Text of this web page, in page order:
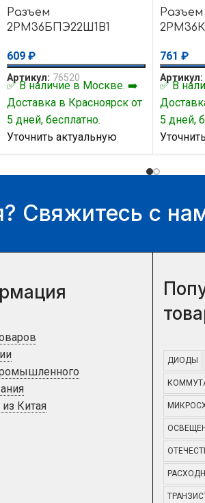
Разъем
2РМ36БПЭ22Ш1В1
609₽
Артикул: 76520
✅ В наличие в Москве. ➡️
Доставка в Красноярск от
5 дней, бесплатно.
Уточнить актуальную
цену и наличие товара Вы
Разъем
761 ₽
Артикул:
✅ В
5 дней,
цену и
можете
Свяжитесь с
Китая
ДИОДЫ